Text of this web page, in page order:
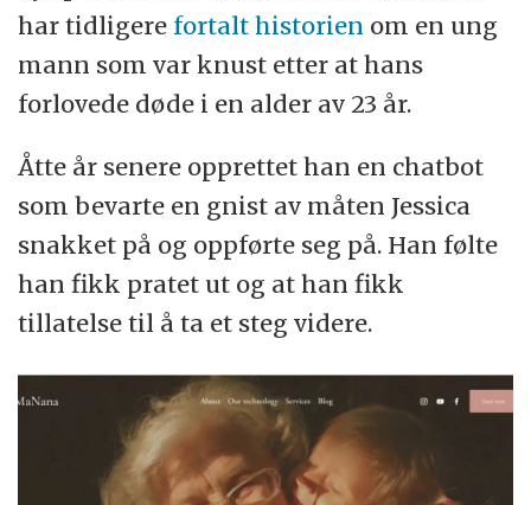
har tidligere fortalt historien om en ung
mann som var knust etter at hans
forlovede døde i en alder av 23 år.
Åtte år senere opprettet han en chatbot
som bevarte en gnist av måten Jessica
snakket på og oppførte seg på. Han følte
han fikk pratet ut og at han fikk
tillatelse til å ta et steg videre.